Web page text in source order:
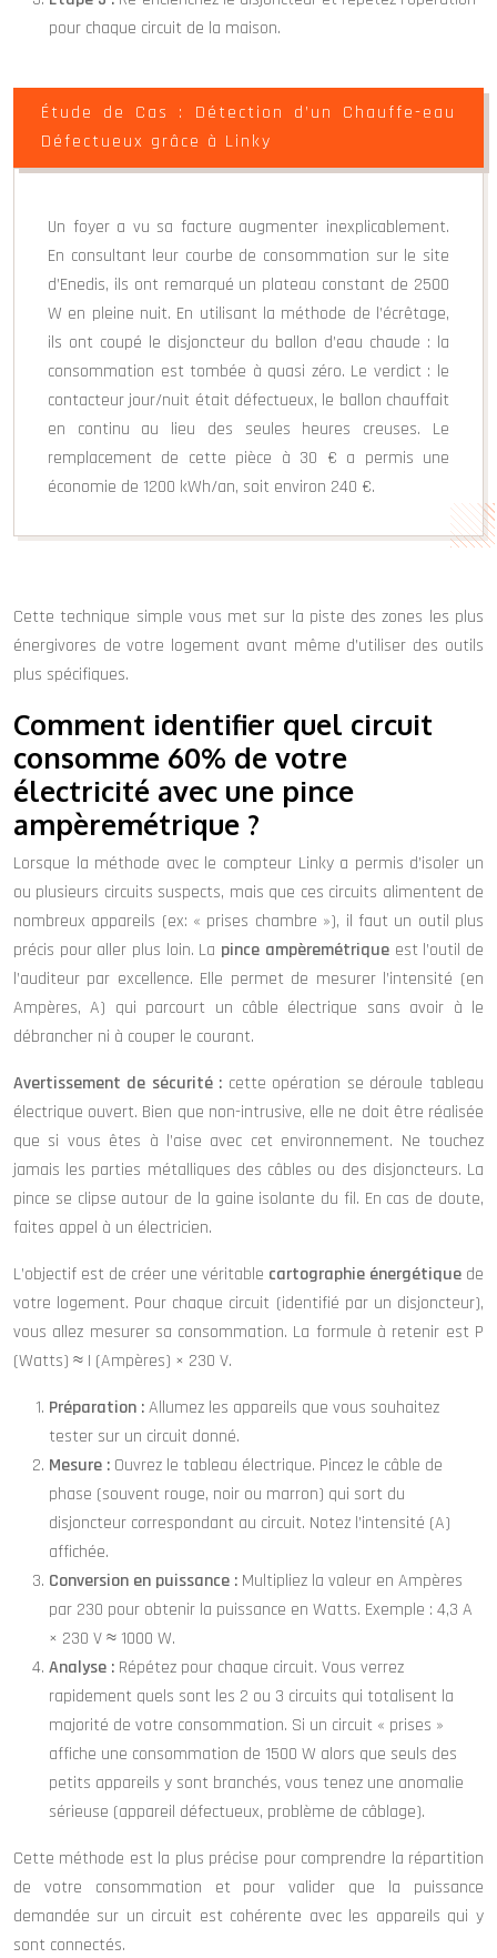
pour chaque circuit de la maison.
Étude de Cas : Détection d’un Chauffe-eau
Défectueux grâce à Linky
Un foyer a vu sa facture augmenter inexplicablement.
En consultant leur courbe de consommation sur le site
d’Enedis, ils ont remarqué un plateau constant de 2500
W en pleine nuit. En utilisant la méthode de l’écrêtage,
ils ont coupé le disjoncteur du ballon d’eau chaude : la
consommation est tombée à quasi zéro. Le verdict : le
contacteur jour/nuit était défectueux, le ballon chauffait
en continu au lieu des seules heures creuses. Le
remplacement de cette pièce à 30 € a permis une
économie de 1200 kWh/an, soit environ 240 €.
Cette technique simple vous met sur la piste des zones les plus
énergivores de votre logement avant même d’utiliser des outils
plus spécifiques.
Comment identifier quel circuit
consomme 60% de votre
électricité avec une pince
ampèremétrique ?
Lorsque la méthode avec le compteur Linky a permis d’isoler un
ou plusieurs circuits suspects, mais que ces circuits alimentent de
nombreux appareils (ex: « prises chambre »), il faut un outil plus
précis pour aller plus loin. La pince ampèremétriqueest l’outil de
l’auditeur par excellence. Elle permet de mesurer l’intensité (en
Ampères, A) qui parcourt un câble électrique sans avoir à le
débrancher ni à couper le courant.
Avertissement de sécurité : cette opération se déroule tableau
électrique ouvert. Bien que non-intrusive, elle ne doit être réalisée
que si vous êtes à l’aise avec cet environnement. Ne touchez
jamais les parties métalliques des câbles ou des disjoncteurs. La
pince se clipse autour de la gaine isolante du fil. En cas de doute,
faites appel à un électricien.
L’objectif est de créer une véritable cartographie énergétique de
votre logement. Pour chaque circuit (identifié par un disjoncteur),
vous allez mesurer sa consommation. La formule à retenir est P
(Watts) ≈ I (Ampères) × 230 V.
Préparation :Allumez les appareils que vous souhaitez
tester sur un circuit donné.
Mesure : Ouvrez le tableau électrique. Pincez le câble de
phase (souvent rouge, noir ou marron) qui sort du
disjoncteur correspondant au circuit. Notez l’intensité (A)
affichée.
Conversion en puissance : Multipliez la valeur en Ampères
par 230 pour obtenir la puissance en Watts. Exemple : 4,3 A
× 230 V ≈ 1000 W.
Analyse : Répétez pour chaque circuit. Vous verrez
rapidement quels sont les 2 ou 3 circuits qui totalisent la
majorité de votre consommation. Si un circuit « prises »
affiche une consommation de 1500 W alors que seuls des
petits appareils y sont branchés, vous tenez une anomalie
sérieuse (appareil défectueux, problème de câblage).
Cette méthode est la plus précise pour comprendre la répartition
de votre consommation et pour valider que la puissance
demandée sur un circuit est cohérente avec les appareils qui y
sont connectés.